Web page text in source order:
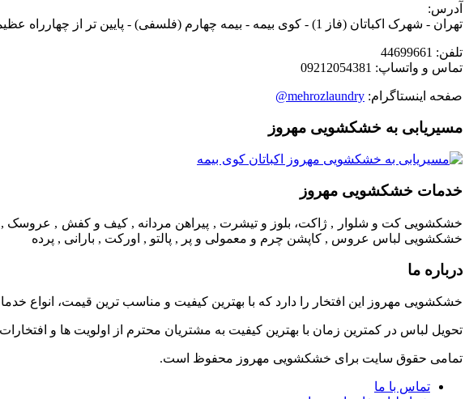
آدرس:
تهران - شهرک اکباتان (فاز 1) - کوی بیمه - بیمه چهارم (فلسفی) - پایین تر از چهارراه عظیمی - نبش کوچه تیرداد - پلاک 70.2 - خشکشویی مهروز
تلفن: 44699661
تماس و واتساپ: 09212054381
صفحه اینستاگرام: mehrozlaundry@
مسیریابی به خشکشویی مهروز
خدمات خشکشویی مهروز
خشکشویی کت و شلوار , ژاکت، بلوز و تیشرت , پیراهن مردانه , کیف و کفش , عروسک ,
خشکشویی لباس عروس , کاپشن چرم و معمولی و پر , پالتو , اورکت , بارانی , پرده
درباره ما
خشکشویی مهروز این افتخار را دارد که با بهترین کیفیت و مناسب ترین قیمت، انواع
تحویل لباس در کمترین زمان با بهترین کیفیت به مشتریان محترم از اولویت ها و
تمامی حقوق سایت برای خشکشویی مهروز محفوظ است.
تماس با ما